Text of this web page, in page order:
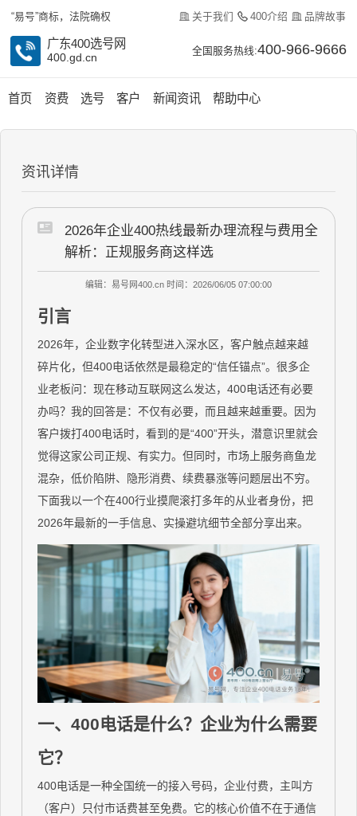
“易号”商标，法院确权 关于我们 400介绍 品牌故事
广东400选号网
400.gd.cn
全国服务热线:400-966-9666
首页 资费 选号 客户 新闻资讯 帮助中心
资讯详情
2026年企业400热线最新办理流程与费用全
解析：正规服务商这样选
编辑：易号网400.cn 时间：2026/06/05 07:00:00
引言
2026年，企业数字化转型进入深水区，客户触点越来越
碎片化，但400电话依然是最稳定的“信任锚点”。很多企
业老板问：现在移动互联网这么发达，400电话还有必要
办吗？我的回答是：不仅有必要，而且越来越重要。因为
客户拨打400电话时，看到的是“400”开头，潜意识里就会
觉得这家公司正规、有实力。但同时，市场上服务商鱼龙
混杂，低价陷阱、隐形消费、续费暴涨等问题层出不穷。
下面我以一个在400行业摸爬滚打多年的从业者身份，把
2026年最新的一手信息、实操避坑细节全部分享出来。
一、400电话是什么？企业为什么需要
它？
400电话是一种全国统一的接入号码，企业付费，主叫方
（客户）只付市话费甚至免费。它的核心价值不在于通信